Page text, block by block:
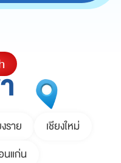
ราย
เชียงใหม่
นแก่น